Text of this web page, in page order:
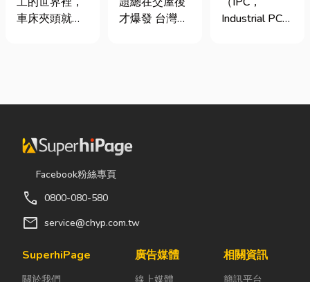
薦完整指南
車床夾頭就像
的工件。然
到少量多樣、
異形材或精密
棒材的訂單
往往需要耗費
大量時間拆裝
這時，車床子
全熱交換器整
才爆發 台灣氣
同步規劃空氣
不到的地方持
間： 精品包、
藏最怕潮濕，
些？工廠採購
Industrial PC）
的硬體運算平
機無法應付高
Facebook粉絲專頁
call 0800-080-580
mail service@chyp.com.tw
SuperhiPage
關於我們
廣告媒體
線上媒體
相關資訊
簡訊平台